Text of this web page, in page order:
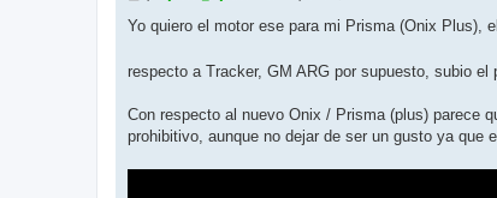
n
j
e
Yo quiero el motor ese para mi Prisma (Onix Plus),
respecto a Tracker, GM ARG por supuesto, subio el
Con respecto al nuevo Onix / Prisma (plus) parece
prohibitivo, aunque no dejar de ser un gusto ya que